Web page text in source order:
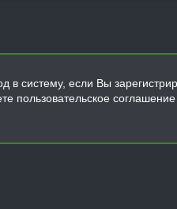
систему, если Вы
пользовательское соглашение